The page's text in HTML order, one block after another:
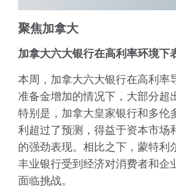
聚焦加拿大
加拿大六大银行在高利率环境下
本周，加拿大六大银行在高利率
准备金增加的情况下，大部分超
特别是，加拿大皇家银行和多伦
利超过了预测，得益于资本市场
的强劲表现。相比之下，蒙特利
丰业银行受到经济对消费者和企
面临挑战。